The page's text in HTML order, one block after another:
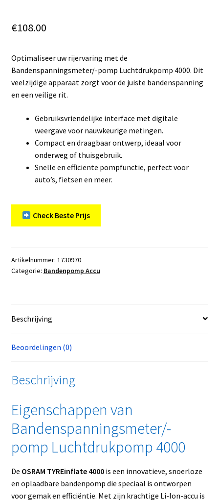
€108.00
Optimaliseer uw rijervaring met de
Bandenspanningsmeter/-pomp Luchtdrukpomp 4000. Dit
veelzijdige apparaat zorgt voor de juiste bandenspanning
en een veilige rit.
Gebruiksvriendelijke interface met digitale
weergave voor nauwkeurige metingen.
Compact en draagbaar ontwerp, ideaal voor
onderweg of thuisgebruik.
Snelle en efficiënte pompfunctie, perfect voor
auto’s, fietsen en meer.
Check Beste Prijs
Artikelnummer: 1730970
Categorie: Bandenpomp Accu
Beschrijving
Beoordelingen (0)
Beschrijving
Eigenschappen van
Bandenspanningsmeter/-
pomp Luchtdrukpomp 4000
De OSRAM TYREinflate 4000is een innovatieve, snoerloze
en oplaadbare bandenpomp die speciaal is ontworpen
voor gemak en efficiëntie. Met zijn krachtige Li-Ion-accu is